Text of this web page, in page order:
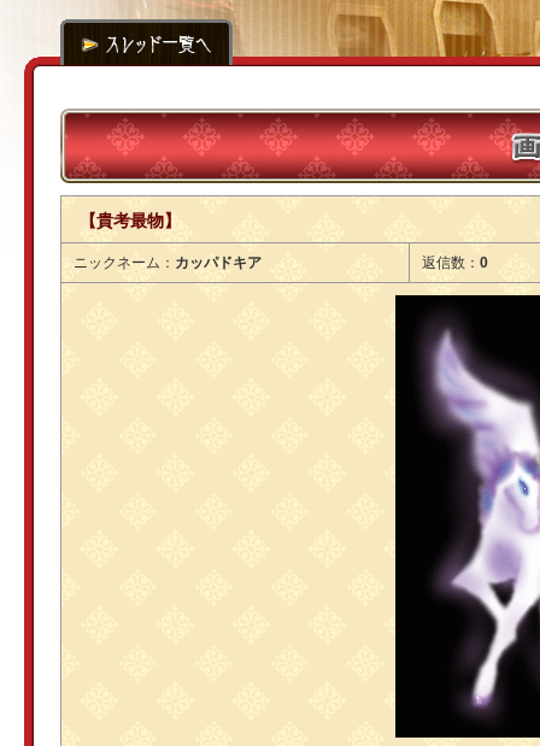
【貴考最物】
ニックネーム： カッパドキア 返信数： 0